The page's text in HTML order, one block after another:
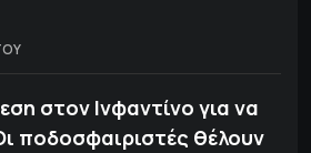
στον Ινφαντίνο για να
ποδοσφαιριστές θέλουν